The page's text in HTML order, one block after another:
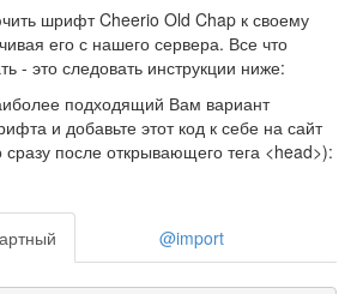
шрифт Cheerio Old Chap к своему
его с нашего сервера. Все что
- это следовать инструкции ниже:
подходящий Вам вариант
и добавьте этот код к себе на сайт
сразу после открывающего тега <head>):
@import